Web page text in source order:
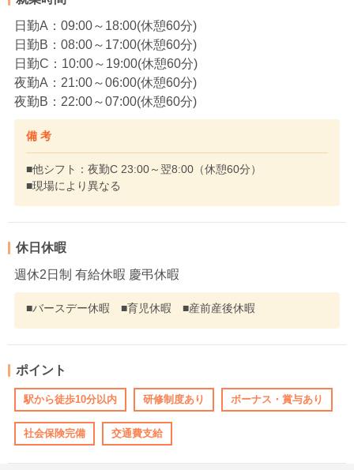
日勤A：09:00～18:00(休憩60分)
日勤B：08:00～17:00(休憩60分)
日勤C：10:00～19:00(休憩60分)
夜勤A：21:00～06:00(休憩60分)
夜勤B：22:00～07:00(休憩60分)
備 考
■他シフト：夜勤C 23:00～翌8:00（休憩60分）
■現場により異なる
休日休暇
週休2日制 有給休暇 慶弔休暇
■バースデー休暇 ■育児休暇 ■産前産後休暇
ポイント
駅から徒歩10分以内 研修制度あり ボーナス・賞与あり
社会保険完備 交通費支給